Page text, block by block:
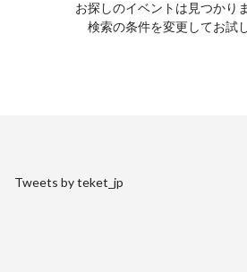
お探しのイベントは見つかり
検索の条件を変更してお試
Tweets by teket_jp